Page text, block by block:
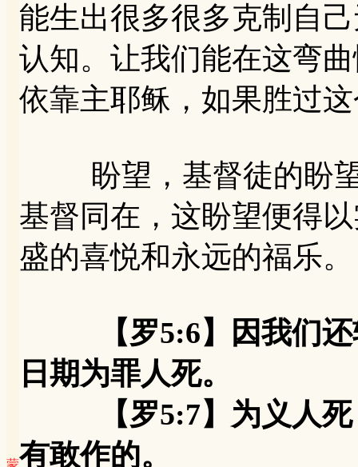
蒙
能生出很多很多克制自
认知。让我们能在这弯
依靠主耶稣，如果胜过
盼望，基督徒的盼望
基督同在，这盼望便得
盛的喜悦和永远的福乐。
【罗5:6】因我们
日期为罪人死。
【罗5:7】为义人死
有敢作的。